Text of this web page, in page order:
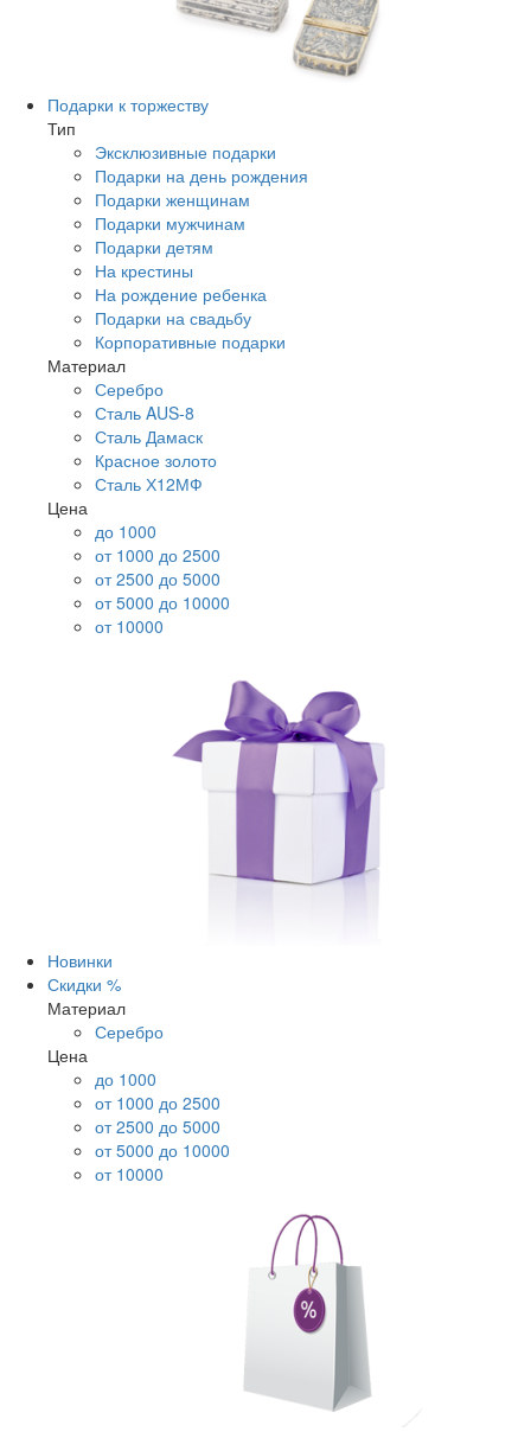
Подарки к торжеству
Тип
Эксклюзивные подарки
Подарки на день рождения
Подарки женщинам
Подарки мужчинам
Подарки детям
На крестины
На рождение ребенка
Подарки на свадьбу
Корпоративные подарки
Материал
Серебро
Сталь AUS-8
Сталь Дамаск
Красное золото
Сталь Х12МФ
Цена
до 1000
от 1000 до 2500
от 2500 до 5000
от 5000 до 10000
от 10000
Новинки
Скидки %
Материал
Серебро
Цена
до 1000
от 1000 до 2500
от 2500 до 5000
от 5000 до 10000
от 10000